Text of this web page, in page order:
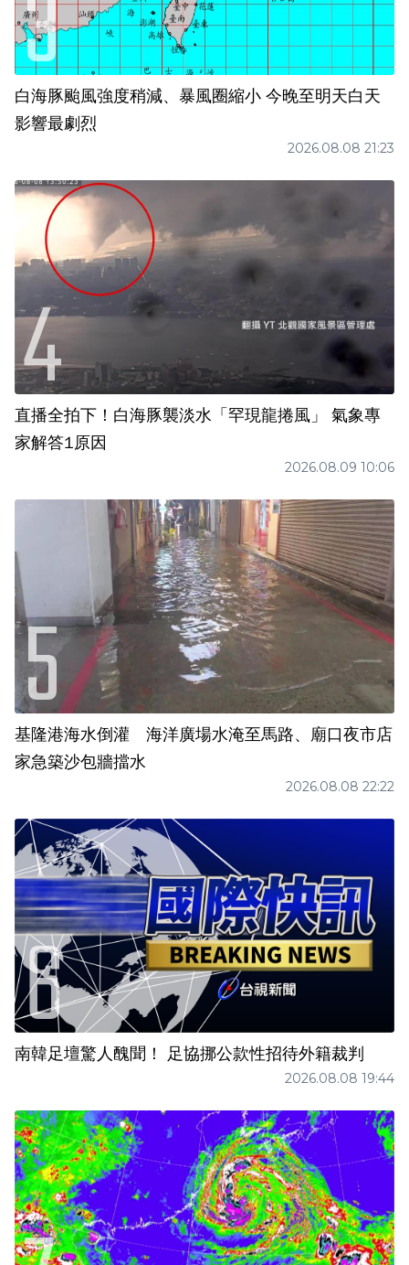
白海豚颱風強度稍減、暴風圈縮小 今晚至明天白天
影響最劇烈
2026.08.08 21:23
直播全拍下！白海豚襲淡水「罕現龍捲風」 氣象專
家解答1原因
2026.08.09 10:06
基隆港海水倒灌 海洋廣場水淹至馬路、廟口夜市店
家急築沙包牆擋水
2026.08.08 22:22
南韓足壇驚人醜聞！ 足協挪公款性招待外籍裁判
2026.08.08 19:44